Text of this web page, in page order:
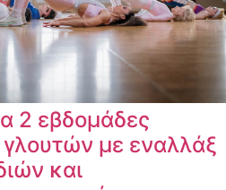
2 εβδομάδες
με εναλλάξ
και